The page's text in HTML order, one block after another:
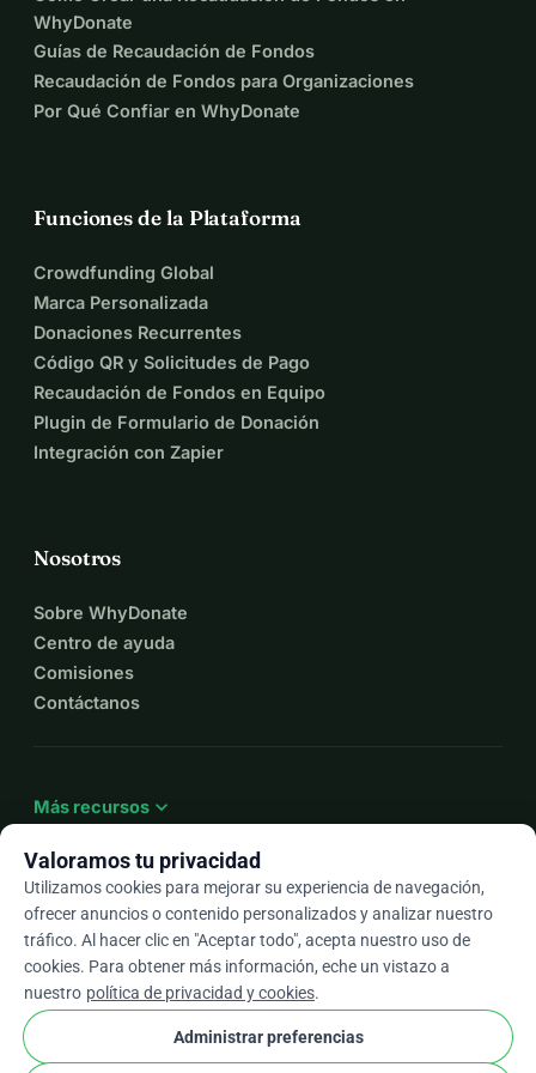
resiliencia.
Con sincera gratitud,
Marc Witteveen
WhyDonate
Guías de Recaudación de Fondos
Recaudación de Fondos para Organizaciones
Por Qué Confiar en WhyDonate
Funciones de la Plataforma
Crowdfunding Global
Marca Personalizada
Donaciones Recurrentes
Código QR y Solicitudes de Pago
Recaudación de Fondos en Equipo
Plugin de Formulario de Donación
Integración con Zapier
Nosotros
Sobre WhyDonate
Centro de ayuda
Comisiones
Contáctanos
Más recursos expand_more
Esarrow_drop_down
★★★★★4,9 / 5 según más de 500 reseñas
Valoramos tu privacidad
Utilizamos cookies para mejorar su experiencia de navegación,
ofrecer anuncios o contenido personalizados y analizar nuestro
tráfico. Al hacer clic en "Aceptar todo", acepta nuestro uso de
cookies. Para obtener más información, eche un vistazo a
nuestro política de privacidad y cookies.
Administrar preferencias